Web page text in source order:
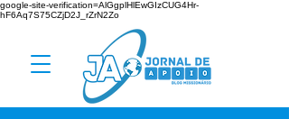
google-site-verification=AlGgplHlEwGIzCUG4Hr-
hF6Aq7S75CZjD2J_rZrN2Zo